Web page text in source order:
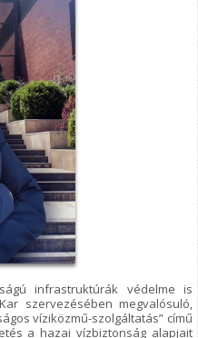
infrastruktúrák védelme is
szervezésében megvalósuló,
víziközmű-szolgáltatás” című
a hazai vízbiztonság alapjait